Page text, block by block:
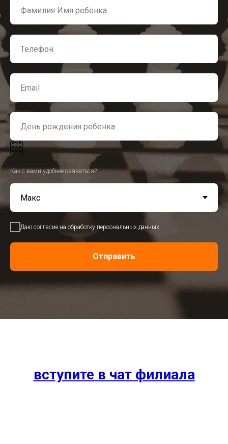
Как с вами удобнее связаться?
Даю согласие на обработку персональных данных
Отправить
вступите в чат филиала